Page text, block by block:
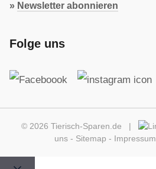
» Newsletter abonnieren
Folge uns
© 2026 Tierisch-Sparen.de |
uns - Sitemap - Impressum